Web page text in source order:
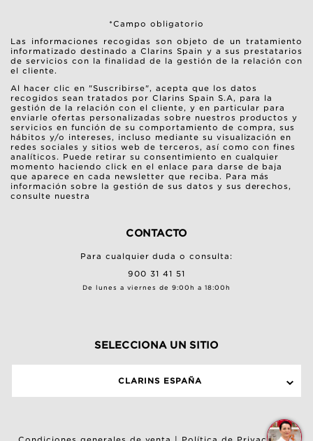
*Campo obligatorio
Las informaciones recogidas son objeto de un tratamiento
informatizado destinado a Clarins Spain y a sus prestatarios
de servicios con la finalidad de la gestión de la relación con
el cliente.
Al hacer clic en "Suscribirse", acepta que los datos
recogidos sean tratados por Clarins Spain S.A, para la
gestión de la relación con el cliente, y en particular para
enviarle ofertas personalizadas sobre nuestros productos y
servicios en función de su comportamiento de compra, sus
hábitos y/o intereses, incluso mediante su visualización en
redes sociales y sitios web de terceros, así como con fines
analíticos. Puede retirar su consentimiento en cualquier
momento haciendo click en el enlace para darse de baja
que aparece en cada newsletter que reciba. Para más
información sobre la gestión de sus datos y sus derechos,
consulte nuestra
CONTACTO
Para cualquier duda o consulta:
900 31 41 51
De lunes a viernes de 9:00h a 18:00h
SELECCIONA UN SITIO
CLARINS ESPAÑA